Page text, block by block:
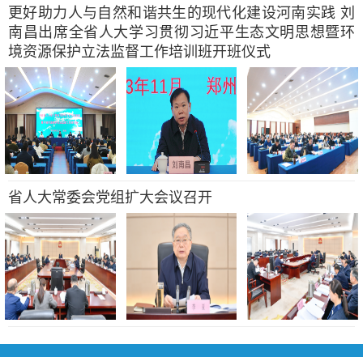
更好助力人与自然和谐共生的现代化建设河南实践 刘
南昌出席全省人大学习贯彻习近平生态文明思想暨环
境资源保护立法监督工作培训班开班仪式
省人大常委会党组扩大会议召开